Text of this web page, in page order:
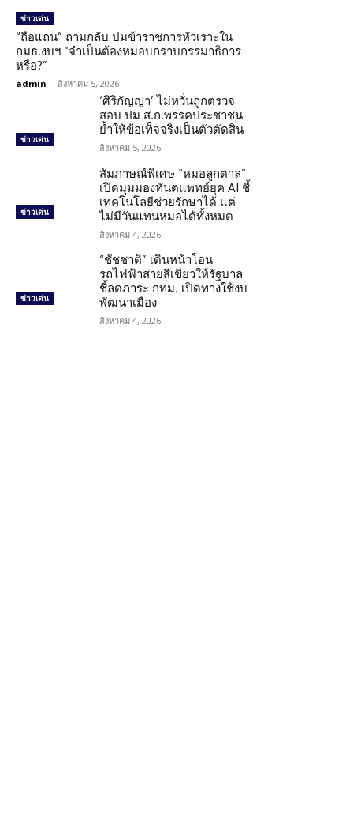
ข่าวเด่น
“ถือแถน” ถามกลับ ปมข้าราชการหัวเราะใน
กมธ.งบฯ “จำเป็นต้องหมอบกราบกรรมาธิการ
หรือ?”
admin - สิงหาคม 5, 2026
ข่าวเด่น
‘ศิริกัญญา’ ไม่หวั่นถูกตรวจ
สอบ ปม ส.ก.พรรคประชาชน
ย้ำให้ข้อเท็จจริงเป็นตัวตัดสิน
สิงหาคม 5, 2026
ข่าวเด่น
สัมภาษณ์พิเศษ “หมอลูกตาล”
เปิดมุมมองทันตแพทย์ยุค AI ชี้
เทคโนโลยีช่วยรักษาได้ แต่
ไม่มีวันแทนหมอได้ทั้งหมด
สิงหาคม 4, 2026
ข่าวเด่น
“ชัชชาติ” เดินหน้าโอน
รถไฟฟ้าสายสีเขียวให้รัฐบาล
ชี้ลดภาระ กทม. เปิดทางใช้งบ
พัฒนาเมือง
สิงหาคม 4, 2026